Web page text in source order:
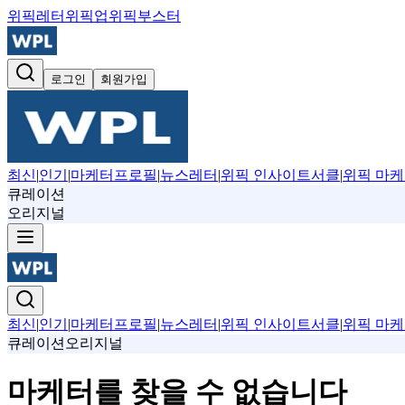
위픽레터 위픽업위픽부스터
로그인 회원가입
최신|인기 |마케터프로필|뉴스레터 |위픽 인사이트서클|위픽 마케
큐레이션
오리지널
최신|인기 |마케터프로필|뉴스레터 |위픽 인사이트서클|위픽 마케
큐레이션 오리지널
마케터를 찾을 수 없습니다